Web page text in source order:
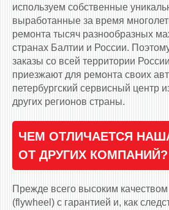
используем собственные
выработанные за время
ремонта тысяч разнообразных
странах Балтии и России.
заказы со всей территории
приезжают для ремонта своих
петербургский сервисный центр
других регионов страны.
ЧЕМ ОТЛИЧАЕТСЯ НАША
ОТ ДРУГИХ КОМПАНИЙ?
Прежде всего высоким
(flywheel) с гарантией и, как